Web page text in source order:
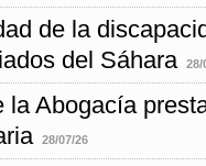
de la
del Sáhara
28/
la Abogacía
28/07/26